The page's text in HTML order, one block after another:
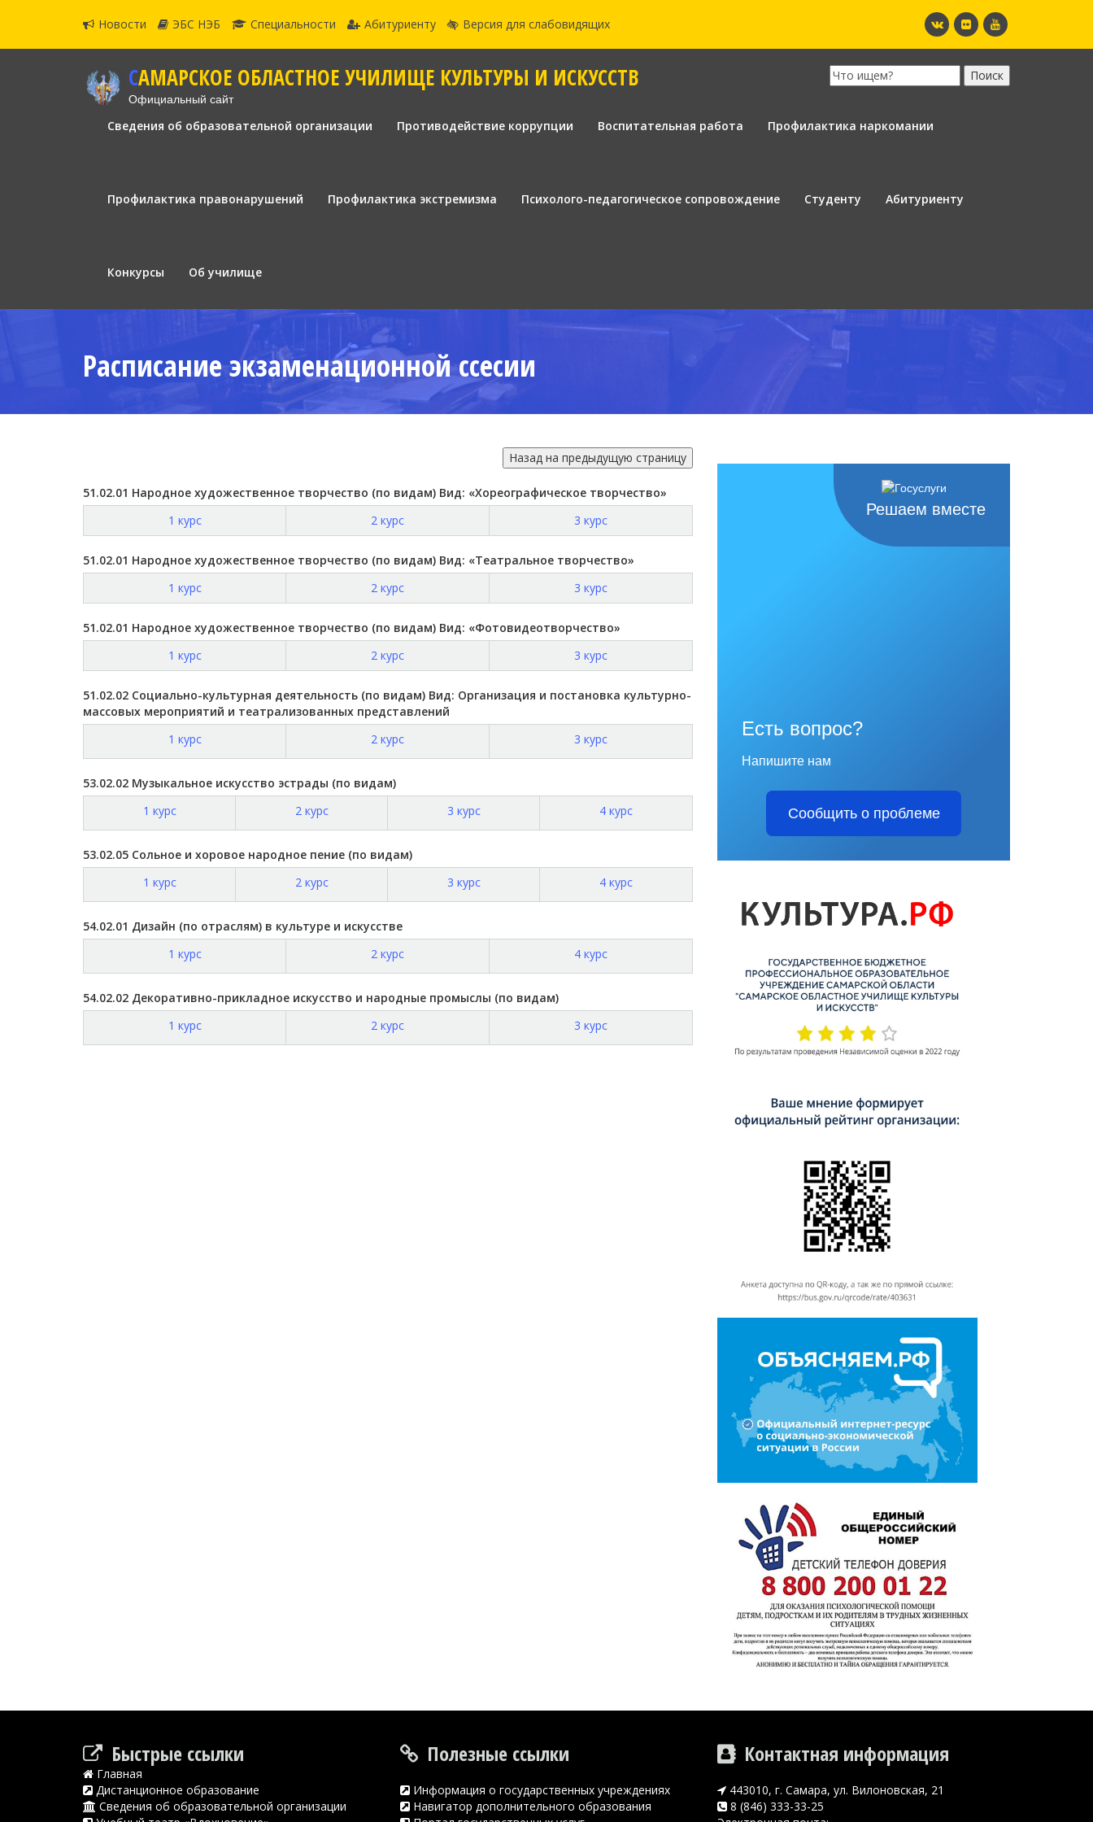
Новости ЭБС НЭБ Специальности Абитуриенту Версия для слабовидящих
САМАРСКОЕ ОБЛАСТНОЕ УЧИЛИЩЕ КУЛЬТУРЫ И ИСКУССТВ
Официальный сайт
Сведения об образовательной организации Противодействие коррупции Воспитательная работа Профилактика наркомании
Профилактика правонарушений Профилактика экстремизма Психолого-педагогическое сопровождение Студенту Абитуриенту
Конкурсы Об училище
Расписание экзаменационной ссесии
51.02.01 Народное художественное творчество (по видам) Вид: «Хореографическое творчество»
1 курс
2 курс 3 курс
51.02.01 Народное художественное творчество (по видам) Вид: «Театральное творчество»
1 курс
2 курс 3 курс
51.02.01 Народное художественное творчество (по видам) Вид: «Фотовидеотворчество»
1 курс
2 курс 3 курс
51.02.02 Социально-культурная деятельность (по видам) Вид: Организация и постановка культурно-
массовых мероприятий и театрализованных представлений
1 курс
2 курс 3 курс
53.02.02 Музыкальное искусство эстрады (по видам)
1 курс
2 курс 3 курс 4 курс
53.02.05 Сольное и хоровое народное пение (по видам)
1 курс
2 курс 3 курс 4 курс
54.02.01 Дизайн (по отраслям) в культуре и искусстве
1 курс
2 курс 4 курс
54.02.02 Декоративно-прикладное искусство и народные промыслы (по видам)
1 курс
2 курс 3 курс
Решаем вместе
Есть вопрос?
Напишите нам
Сообщить о проблеме
Быстрые ссылки
Главная
Дистанционное образование
Сведения об образовательной организации
Полезные ссылки
Информация о государственных учреждениях
Навигатор дополнительного образования
Контактная информация
443010, г. Самара, ул. Вилоновская, 21
8 (846) 333-33-25